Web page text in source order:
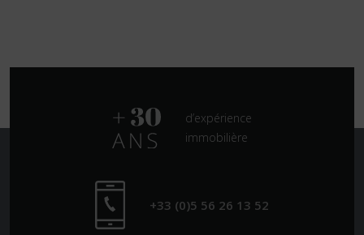
d’expérience
immobilière
+33 (0)5 56 26 13 52